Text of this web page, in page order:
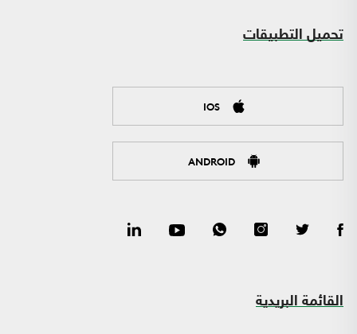
تحميل التطبيقات
IOS
ANDROID
القائمة البريدية